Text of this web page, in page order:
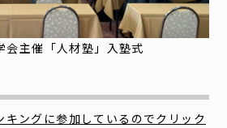
会主催「人材塾」入塾式
キングに参加しているのでクリック